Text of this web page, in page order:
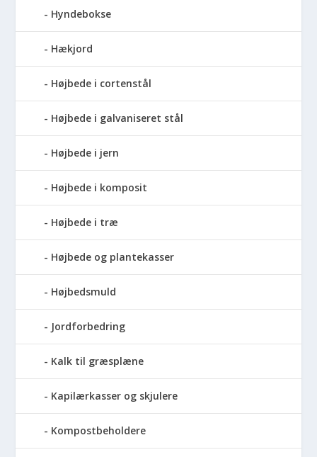
Hyndebokse
Hækjord
Højbede i cortenstål
Højbede i galvaniseret stål
Højbede i jern
Højbede i komposit
Højbede i træ
Højbede og plantekasser
Højbedsmuld
Jordforbedring
Kalk til græsplæne
Kapilærkasser og skjulere
Kompostbeholdere